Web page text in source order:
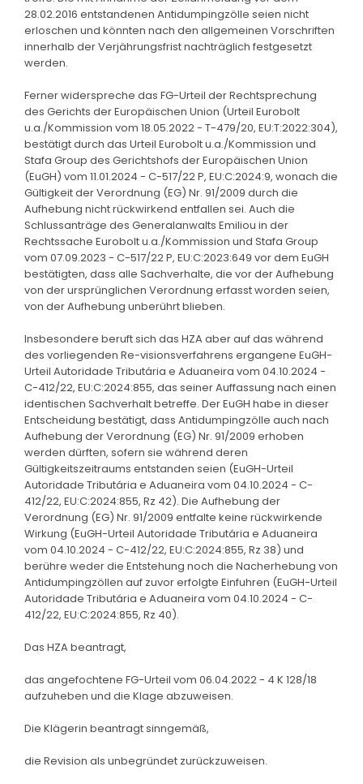
28.02.2016 entstandenen Antidumpingzölle seien nicht
erloschen und könnten nach den allgemeinen Vorschriften
innerhalb der Verjährungsfrist nachträglich festgesetzt
werden.
Ferner widerspreche das FG-Urteil der Rechtsprechung
des Gerichts der Europäischen Union (Urteil Eurobolt
u.a./Kommission vom 18.05.2022 - T-479/20, EU:T:2022:304),
bestätigt durch das Urteil Eurobolt u.a./Kommission und
Stafa Group des Gerichtshofs der Europäischen Union
(EuGH) vom 11.01.2024 - C-517/22 P, EU:C:2024:9, wonach die
Gültigkeit der Verordnung (EG) Nr. 91/2009 durch die
Aufhebung nicht rückwirkend entfallen sei. Auch die
Schlussanträge des Generalanwalts Emiliou in der
Rechtssache Eurobolt u.a./Kommission und Stafa Group
vom 07.09.2023 - C-517/22 P, EU:C:2023:649 vor dem EuGH
bestätigten, dass alle Sachverhalte, die vor der Aufhebung
von der ursprünglichen Verordnung erfasst worden seien,
von der Aufhebung unberührt blieben.
Insbesondere beruft sich das HZA aber auf das während
des vorliegenden Re-visionsverfahrens ergangene EuGH-
Urteil Autoridade Tributária e Aduaneira vom 04.10.2024 -
C-412/22, EU:C:2024:855, das seiner Auffassung nach einen
identischen Sachverhalt betreffe. Der EuGH habe in dieser
Entscheidung bestätigt, dass Antidumpingzölle auch nach
Aufhebung der Verordnung (EG) Nr. 91/2009 erhoben
werden dürften, sofern sie während deren
Gültigkeitszeitraums entstanden seien (EuGH-Urteil
Autoridade Tributária e Aduaneira vom 04.10.2024 - C-
412/22, EU:C:2024:855, Rz 42). Die Aufhebung der
Verordnung (EG) Nr. 91/2009 entfalte keine rückwirkende
Wirkung (EuGH-Urteil Autoridade Tributária e Aduaneira
vom 04.10.2024 - C-412/22, EU:C:2024:855, Rz 38) und
berühre weder die Entstehung noch die Nacherhebung von
Antidumpingzöllen auf zuvor erfolgte Einfuhren (EuGH-Urteil
Autoridade Tributária e Aduaneira vom 04.10.2024 - C-
412/22, EU:C:2024:855, Rz 40).
Das HZA beantragt,
das angefochtene FG-Urteil vom 06.04.2022 - 4 K 128/18
aufzuheben und die Klage abzuweisen.
Die Klägerin beantragt sinngemäß,
die Revision als unbegründet zurückzuweisen.